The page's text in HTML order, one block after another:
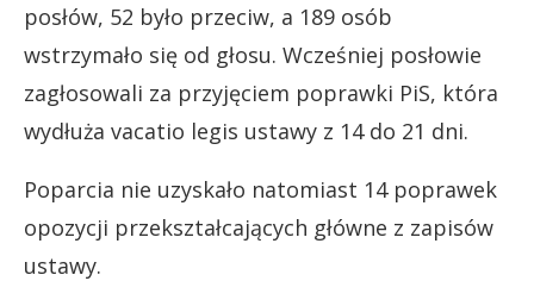
posłów, 52 było przeciw, a 189 osób
wstrzymało się od głosu. Wcześniej posłowie
zagłosowali za przyjęciem poprawki PiS, która
wydłuża vacatio legis ustawy z 14 do 21 dni.
Poparcia nie uzyskało natomiast 14 poprawek
opozycji przekształcających główne z zapisów
ustawy.